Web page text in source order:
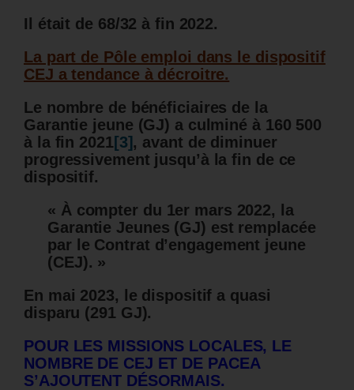
Il était de 68/32 à fin 2022.
La part de Pôle emploi dans le dispositif
CEJ a tendance à décroitre.
Le nombre de bénéficiaires de la
Garantie jeune (GJ) a culminé à 160 500
à la fin 2021 [3], avant de diminuer
progressivement jusqu’à la fin de ce
dispositif.
« À compter du 1er mars 2022, la
Garantie Jeunes (GJ) est remplacée
par le Contrat d’engagement jeune
(CEJ). »
En mai 2023, le dispositif a quasi
disparu (291 GJ).
POUR LES MISSIONS LOCALES, LE
NOMBRE DE CEJ ET DE PACEA
S’AJOUTENT DÉSORMAIS.